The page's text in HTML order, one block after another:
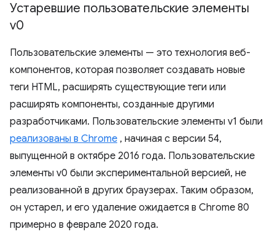
Устаревшие пользовательские элементы
v0
Пользовательские элементы — это технология веб-
компонентов, которая позволяет создавать новые
теги HTML, расширять существующие теги или
расширять компоненты, созданные другими
разработчиками. Пользовательские элементы v1 были
реализованы в Chrome , начиная с версии 54,
выпущенной в октябре 2016 года. Пользовательские
элементы v0 были экспериментальной версией, не
реализованной в других браузерах. Таким образом,
он устарел, и его удаление ожидается в Chrome 80
примерно в феврале 2020 года.